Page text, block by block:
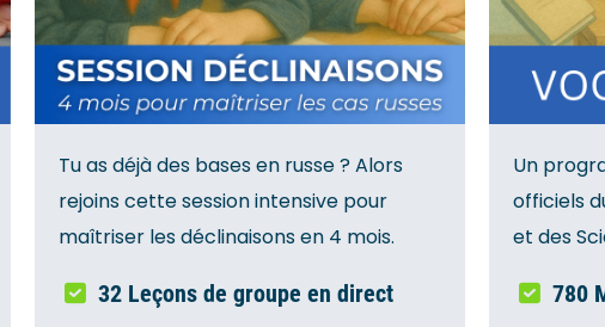
Tu as déjà des bases en russe ? Alors
rejoins cette session intensive pour
maîtriser les déclinaisons en 4 mois.
32 Leçons de groupe en direct
Un
officiels
et des
780